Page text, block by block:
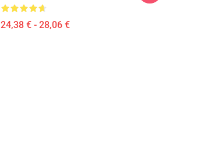
24,38 € - 28,06 €